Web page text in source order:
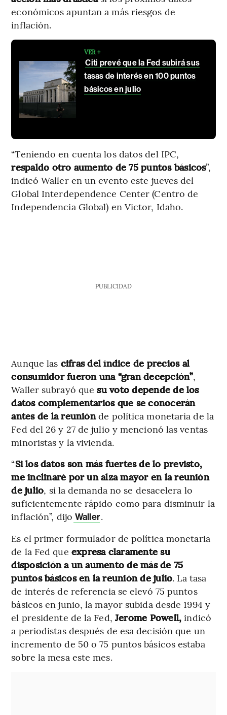
económicos apuntan a más riesgos de
inflación.
VER +
Citi prevé que la Fed subirá sus
tasas de interés en 100 puntos
básicos en julio
“Teniendo en cuenta los datos del IPC,
respaldo otro aumento de 75 puntos básicos”,
indicó Waller en un evento este jueves del
Global Interdependence Center (Centro de
Independencia Global) en Victor, Idaho.
PUBLICIDAD
Aunque las cifras del índice de precios al
consumidor fueron una “gran decepción”,
Waller subrayó que su voto depende de los
datos complementarios que se conocerán
antes de la reuniónde política monetaria de la
Fed del 26 y 27 de julio y mencionó las ventas
minoristas y la vivienda.
“Si los datos son más fuertes de lo previsto,
me inclinaré por un alza mayor en la reunión
de julio, si la demanda no se desacelera lo
suficientemente rápido como para disminuir la
inflación”, dijo Waller.
Es el primer formulador de política monetaria
de la Fed que expresa claramente su
disposición a un aumento de más de 75
puntos básicos en la reunión de julio. La tasa
de interés de referencia se elevó 75 puntos
básicos en junio, la mayor subida desde 1994 y
el presidente de la Fed, Jerome Powell, indicó
a periodistas después de esa decisión que un
incremento de 50 o 75 puntos básicos estaba
sobre la mesa este mes.